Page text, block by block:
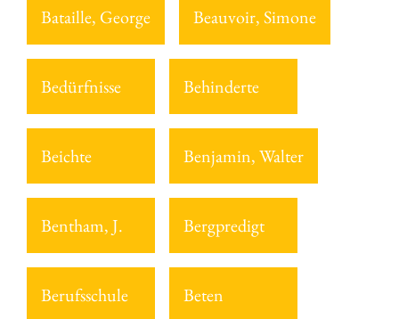
Bataille, George Beauvoir, Simone
Bedürfnisse Behinderte
Beichte Benjamin, Walter
Bentham, J. Bergpredigt
Berufsschule Beten